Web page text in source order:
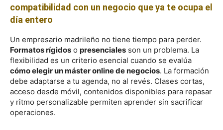
compatibilidad con un negocio que ya te ocupa el
día entero
Un empresario madrileño no tiene tiempo para perder.
Formatos rígidos o presenciales son un problema. La
flexibilidad es un criterio esencial cuando se evalúa
cómo elegir un máster online de negocios. La formación
debe adaptarse a tu agenda, no al revés. Clases cortas,
acceso desde móvil, contenidos disponibles para repasar
y ritmo personalizable permiten aprender sin sacrificar
operaciones.